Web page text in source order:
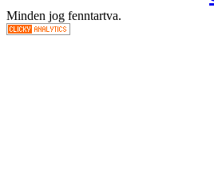
Minden jog fenntartva.